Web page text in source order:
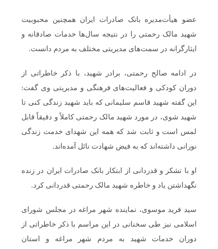
عضو هیأت‌مدیره بانک صادرات ایران همچنین محبوبیت
شهید مالک رحمتی را در نتیجه سال‌ها خدمات صادقانه و
ایثارگرانه در سمت‌های مدیریتی مختلف به مردم دانست.
در ادامه صالح رحمتی، برادر شهید، با ذکر خاطراتی از
دوران کودکی و فعالیت‌های فرهنگی و مدیریتی وی گفت:
این گفته شهید قاسم سلیمانی که باید شهید زندگی کنی تا
شهید شوی، در مورد شهید مالک رحمتی کاملاً و دقیقاً قابل
لمس است و ثابت شد که همه این شهدای خدمت زندگی
نورانی داشته‌اند که به فیض شهادت نائل آمده‌اند.
او با تشکر و قدردانی از ابتکار بانک صادرات ایران در زنده
نگهداشتن یاد و خاطره شهید مالک رحمتی قدردانی کرد.
سید فرید موسوی، نماینده شهر مراغه در مجلس شورای
اسلامی نیز طی سخنانی در این مراسم با ذکر خاطراتی از
دوران خدمات شهید به مردم شهر مراغه و استان